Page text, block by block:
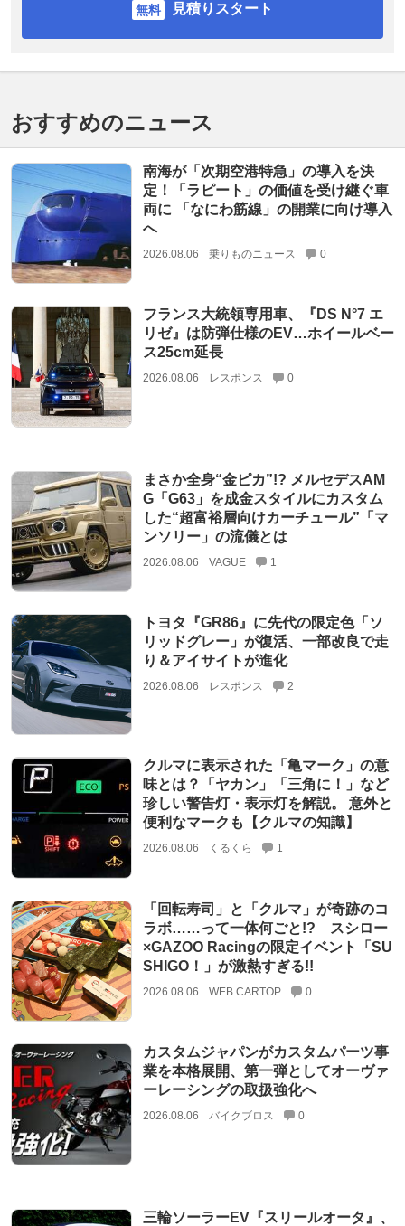
見積りスタート
おすすめのニュース
南海が「次期空港特急」の導入を決
定！「ラピート」の価値を受け継ぐ車
両に 「なにわ筋線」の開業に向け導入
へ
2026.08.06 乗りものニュース 0
フランス大統領専用車、『DS N°7 エ
リゼ』は防弾仕様のEV…ホイールベー
ス25cm延長
2026.08.06 レスポンス 0
まさか全身“金ピカ”!? メルセデスAM
G「G63」を成金スタイルにカスタム
した“超富裕層向けカーチュール”「マ
ンソリー」の流儀とは
2026.08.06 VAGUE 1
トヨタ『GR86』に先代の限定色「ソ
リッドグレー」が復活、一部改良で走
り＆アイサイトが進化
2026.08.06 レスポンス 2
クルマに表示された「亀マーク」の意
味とは？「ヤカン」「三角に！」など
珍しい警告灯・表示灯を解説。 意外と
便利なマークも【クルマの知識】
2026.08.06 くるくら 1
「回転寿司」と「クルマ」が奇跡のコ
ラボ……って一体何ごと!? スシロー
×GAZOO Racingの限定イベント「SU
SHIGO！」が激熱すぎる!!
2026.08.06 WEB CARTOP 0
カスタムジャパンがカスタムパーツ事
業を本格展開、第一弾としてオーヴァ
ーレーシングの取扱強化へ
2026.08.06 バイクブロス 0
三輪ソーラーEV『スリールオータ』、